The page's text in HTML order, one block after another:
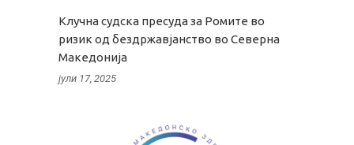
Клучна судска пресуда за Ромите во
ризик од бездржавјанство во Северна
Македонија
јули 17, 2025